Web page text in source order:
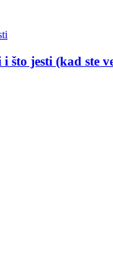
jesti (kad ste